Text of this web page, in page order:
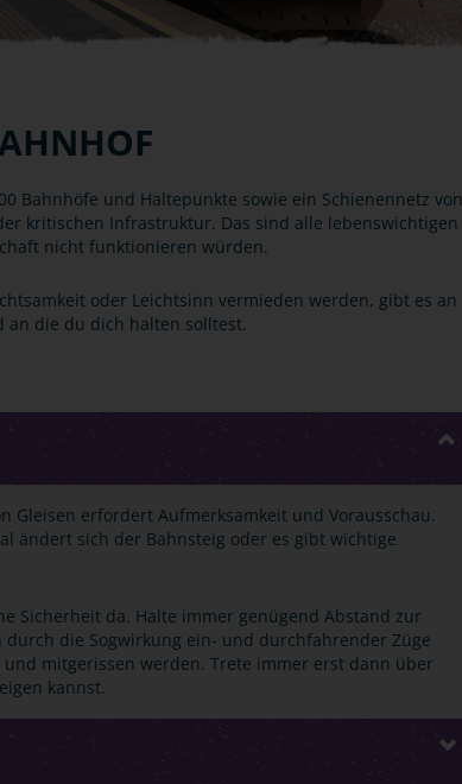
Bahnhöfe und Haltepunkte sowie ein Schienennetz von
kritischen Infrastruktur. Das sind alle lebenswichtigen
nicht funktionieren würden.
oder Leichtsinn vermieden werden, gibt es an
an die du dich halten solltest.
Gleisen erfordert Aufmerksamkeit und Vorausschau.
ändert sich der Bahnsteig oder es gibt wichtige
Sicherheit da. Halte immer genügend Abstand zur
die Sogwirkung ein- und durchfahrender Züge
mitgerissen werden. Trete immer erst dann über
kannst.